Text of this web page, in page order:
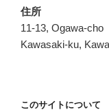
住所
11-13, Ogawa-cho
Kawasaki-ku,
このサイトについて